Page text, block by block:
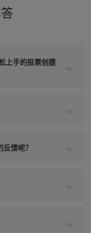
上手的投票创建
馈呢？